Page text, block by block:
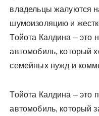
владельцы жалуются
шумоизоляцию и
Тойота Калдина – это
автомобиль, который
семейных нужд и
Тойота Калдина – это
автомобиль, который